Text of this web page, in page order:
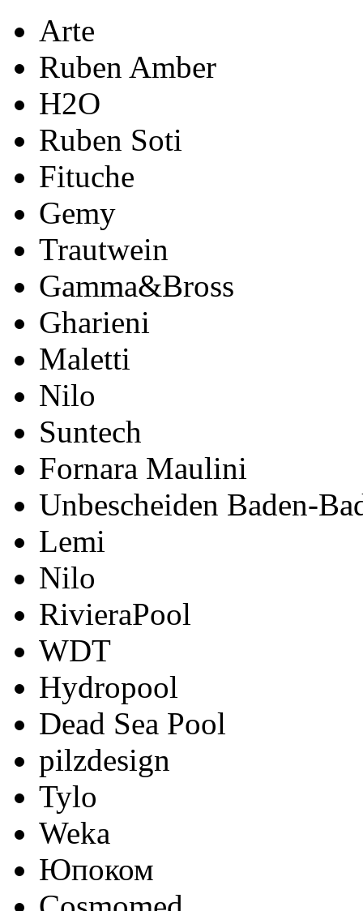
Arte
Ruben Amber
H2O
Ruben Soti
Fituche
Gemy
Trautwein
Gamma&Bross
Gharieni
Maletti
Nilo
Suntech
Fornara Maulini
Unbescheiden Baden-
Lemi
Nilo
RivieraPool
WDT
Hydropool
Dead Sea Pool
pilzdesign
Tylo
Weka
Юпоком